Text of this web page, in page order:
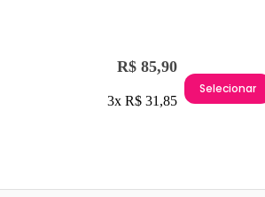
R$ 85,90
3x R$ 31,85
Selecionar